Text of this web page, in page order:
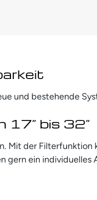
und bestehende
17” bis 32”
Mit der Filterfunktion
gern ein individuelles